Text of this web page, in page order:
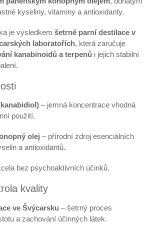
kyseliny, vitaminy a antioxidanty.
je výsledkem šetrné parní destilace v
laboratořích, která zaručuje
kanabinoidů a terpenů i jejich stabilní
– jemná koncentrace vhodná
použití.
olej – přírodní zdroj esenciálních
a antioxidantů.
bez psychoaktivních účinků.
kvality
ve Švýcarsku – šetrný proces
a zachování účinných látek.